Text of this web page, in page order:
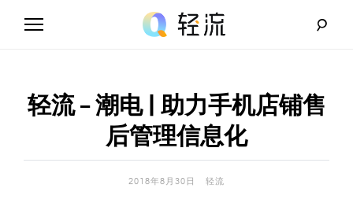
流
_
A
轻流 – 潮电 | 助力手机店铺售
后管理信息化
2018年8月30日 轻流